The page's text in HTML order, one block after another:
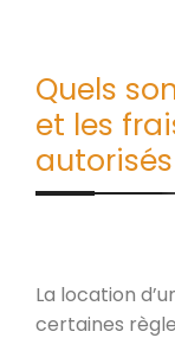
Quels
et les
La location
certaines